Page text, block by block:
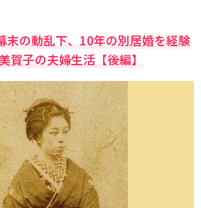
末の動乱下、10年の別居婚を経験
賀子の夫婦生活【後編】